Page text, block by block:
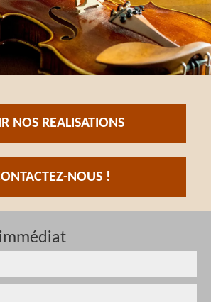
NOS REALISATIONS
NOUS !